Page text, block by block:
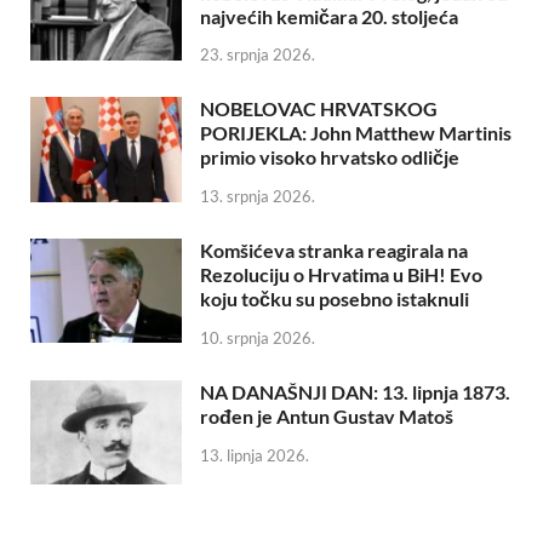
najvećih kemičara 20. stoljeća
23. srpnja 2026.
NOBELOVAC HRVATSKOG
PORIJEKLA: John Matthew Martinis
primio visoko hrvatsko odličje
13. srpnja 2026.
Komšićeva stranka reagirala na
Rezoluciju o Hrvatima u BiH! Evo
koju točku su posebno istaknuli
10. srpnja 2026.
NA DANAŠNJI DAN: 13. lipnja 1873.
rođen je Antun Gustav Matoš
13. lipnja 2026.